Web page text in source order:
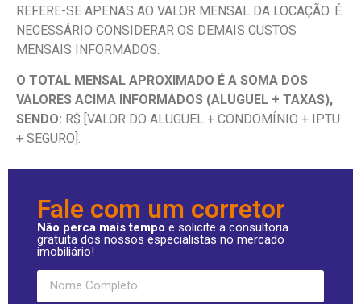
REFERE-SE APENAS AO VALOR MENSAL DA LOCAÇÃO. É
NECESSÁRIO CONSIDERAR OS DEMAIS CUSTOS
MENSAIS INFORMADOS.
O TOTAL MENSAL APROXIMADO É A SOMA DOS
VALORES ACIMA INFORMADOS (ALUGUEL + TAXAS),
SENDO: R$ [VALOR DO ALUGUEL + CONDOMÍNIO + IPTU
+ SEGURO].
Fale com um corretor
Não perca mais tempo e solicite a consultoria
gratuita dos nossos especialistas no mercado
imobiliário!